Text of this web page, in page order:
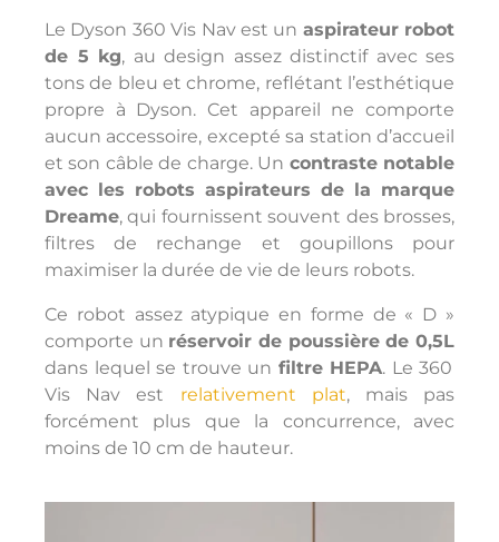
Le Dyson 360 Vis Nav est un aspirateur robot
de 5 kg, au design assez distinctif avec ses
tons de bleu et chrome, reflétant l’esthétique
propre à Dyson. Cet appareil ne comporte
aucun accessoire, excepté sa station d’accueil
et son câble de charge. Un contraste notable
avec les robots aspirateurs de la marque
Dreame, qui fournissent souvent des brosses,
filtres de rechange et goupillons pour
maximiser la durée de vie de leurs robots.
Ce robot assez atypique en forme de « D »
comporte un réservoir de poussière de 0,5L
dans lequel se trouve un filtre HEPA. Le 360
Vis Nav est relativement plat, mais pas
forcément plus que la concurrence, avec
moins de 10 cm de hauteur.